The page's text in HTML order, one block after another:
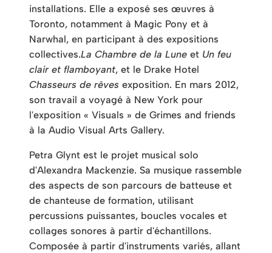
installations. Elle a exposé ses œuvres à
Toronto, notamment à Magic Pony et à
Narwhal, en participant à des expositions
collectives.La Chambre de la Lune et Un feu
clair et flamboyant, et le Drake Hotel
Chasseurs de rêves exposition. En mars 2012,
son travail a voyagé à New York pour
l'exposition « Visuals » de Grimes and friends
à la Audio Visual Arts Gallery.
Petra Glynt est le projet musical solo
d'Alexandra Mackenzie. Sa musique rassemble
des aspects de son parcours de batteuse et
de chanteuse de formation, utilisant
percussions puissantes, boucles vocales et
collages sonores à partir d'échantillons.
Composée à partir d'instruments variés, allant